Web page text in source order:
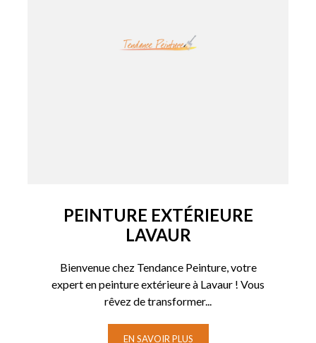
PEINTURE EXTÉRIEURE
LAVAUR
Bienvenue chez Tendance Peinture, votre
expert en peinture extérieure à Lavaur ! Vous
rêvez de transformer...
EN SAVOIR PLUS